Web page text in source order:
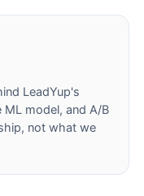
LeadYup's
ML model, and A/B
not what we